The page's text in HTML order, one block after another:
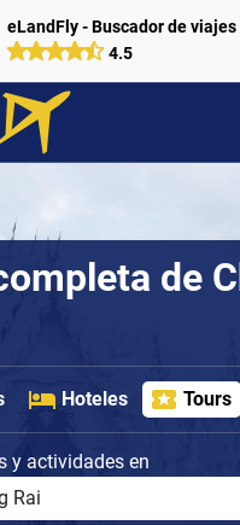
eLandFly - Buscador de viajes
4.5
de
Hoteles Tours
y actividades en